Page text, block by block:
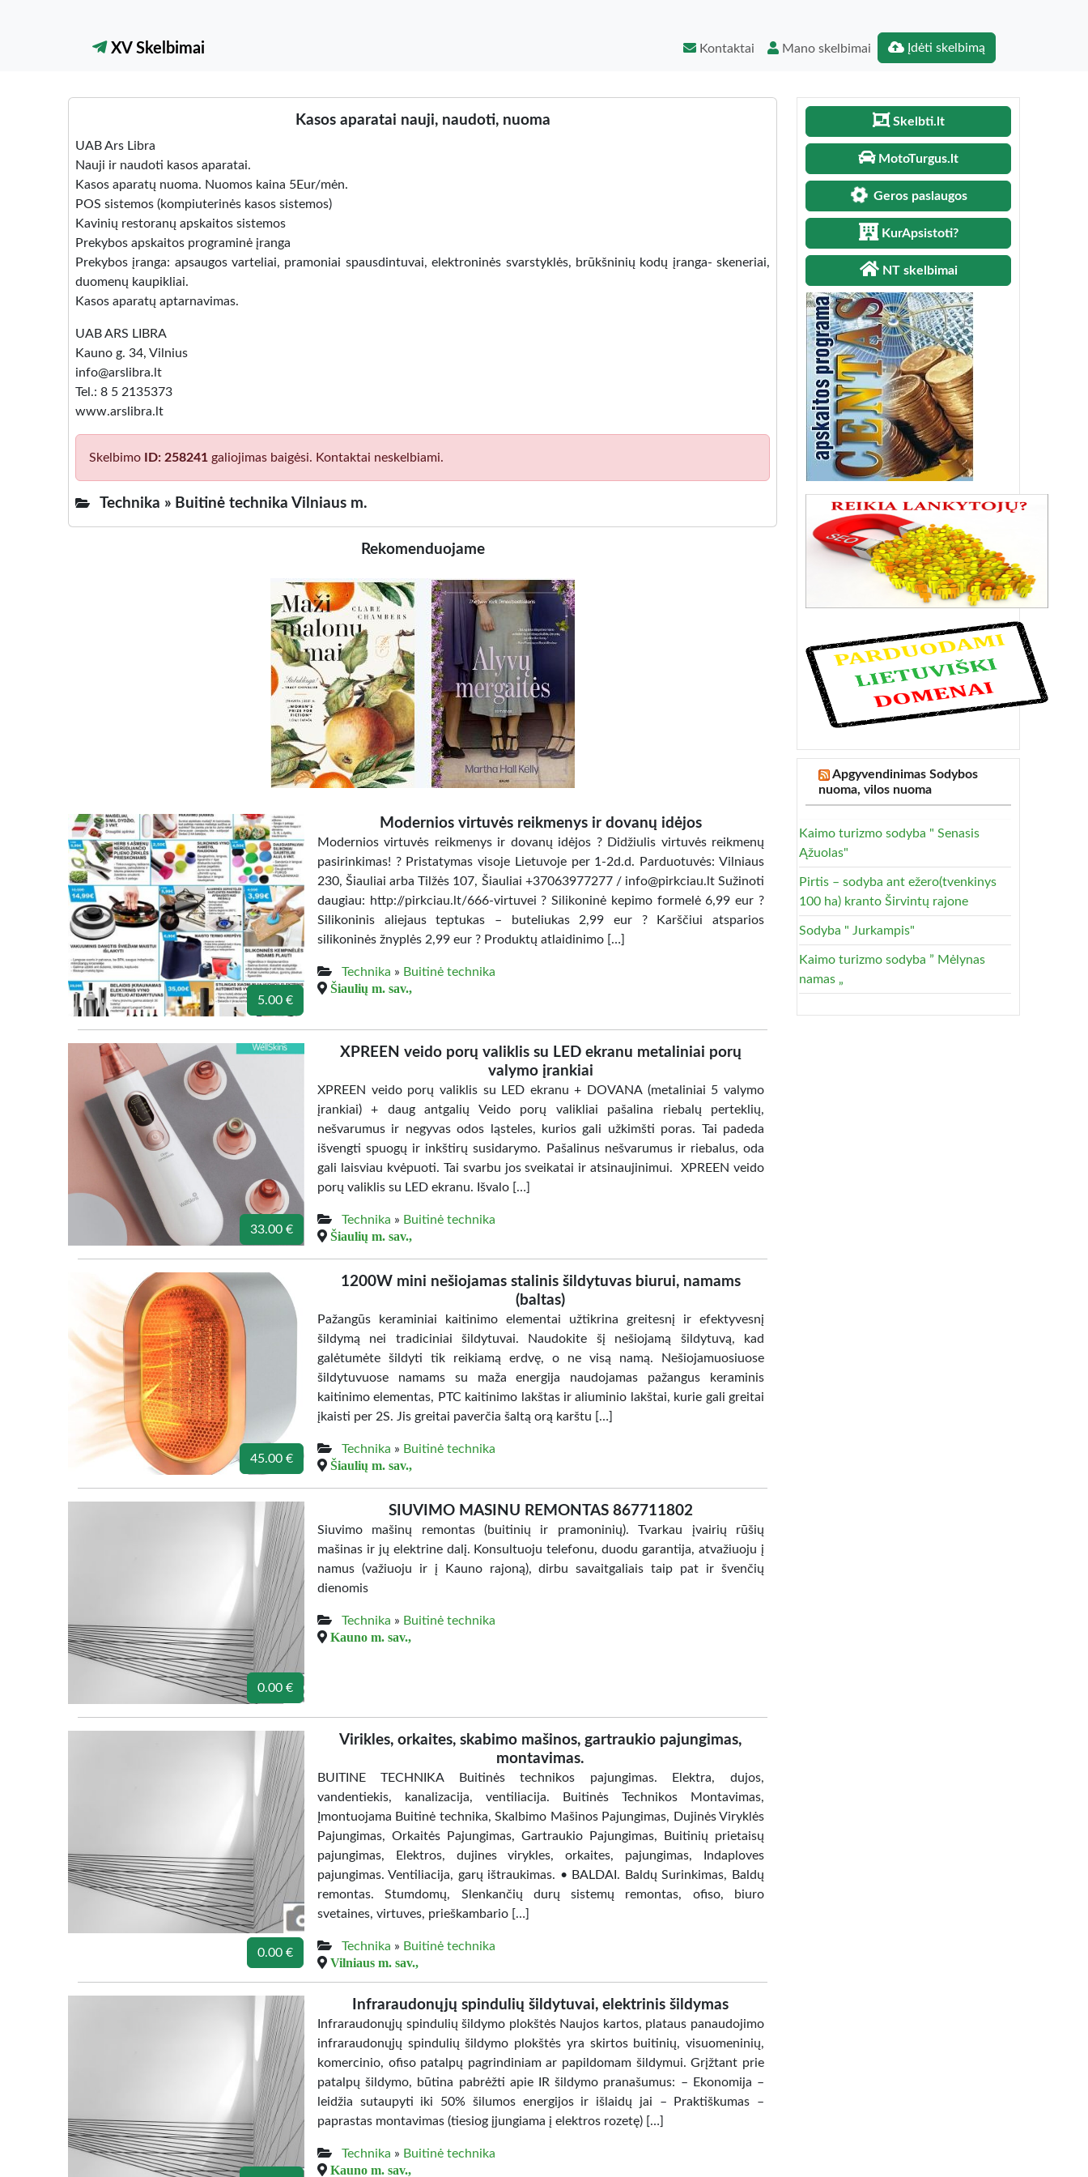
XV Skelbimai Kontaktai Mano skelbimai Įdėti skelbimą
Kasos aparatai nauji, naudoti, nuoma
UAB Ars Libra
Nauji ir naudoti kasos aparatai.
Kasos aparatų nuoma. Nuomos kaina 5Eur/mėn.
POS sistemos (kompiuterinės kasos sistemos)
Kavinių restoranų apskaitos sistemos
Prekybos apskaitos programinė įranga
Prekybos įranga: apsaugos varteliai, pramoniai spausdintuvai, elektroninės svarstyklės, brūkšninių kodų įranga- skeneriai,
duomenų kaupikliai.
Kasos aparatų aptarnavimas.
UAB ARS LIBRA
Kauno g. 34, Vilnius
info@arslibra.lt
Tel.: 8 5 2135373
www.arslibra.lt
Skelbimo ID: 258241 galiojimas baigėsi. Kontaktai neskelbiami.
Technika » Buitinė technika Vilniaus m.
Rekomenduojame
5.00 €
Modernios virtuvės reikmenys ir dovanų idėjos
Modernios virtuvės reikmenys ir dovanų idėjos ? Didžiulis virtuvės reikmenų
pasirinkimas! ? Pristatymas visoje Lietuvoje per 1-2d.d. Parduotuvės: Vilniaus
230, Šiauliai arba Tilžės 107, Šiauliai +37063977277 / info@pirkciau.lt Sužinoti
daugiau: http://pirkciau.lt/666-virtuvei ? Silikoninė kepimo formelė 6,99 eur ?
Silikoninis aliejaus teptukas – buteliukas 2,99 eur ? Karščiui atsparios
silikoninės žnyplės 2,99 eur ? Produktų atlaidinimo […]
Technika » Buitinė technika
Šiaulių m. sav.,
33.00 €
XPREEN veido porų valiklis su LED ekranu metaliniai porų
valymo įrankiai
XPREEN veido porų valiklis su LED ekranu + DOVANA (metaliniai 5 valymo
įrankiai) + daug antgalių Veido porų valikliai pašalina riebalų perteklių,
nešvarumus ir negyvas odos ląsteles, kurios gali užkimšti poras. Tai padeda
išvengti spuogų ir inkštirų susidarymo. Pašalinus nešvarumus ir riebalus, oda
gali laisviau kvėpuoti. Tai svarbu jos sveikatai ir atsinaujinimui. XPREEN veido
porų valiklis su LED ekranu. Išvalo […]
Technika » Buitinė technika
Šiaulių m. sav.,
45.00 €
1200W mini nešiojamas stalinis šildytuvas biurui, namams
(baltas)
Pažangūs keraminiai kaitinimo elementai užtikrina greitesnį ir efektyvesnį
šildymą nei tradiciniai šildytuvai. Naudokite šį nešiojamą šildytuvą, kad
galėtumėte šildyti tik reikiamą erdvę, o ne visą namą. Nešiojamuosiuose
šildytuvuose namams su maža energija naudojamas pažangus keraminis
kaitinimo elementas, PTC kaitinimo lakštas ir aliuminio lakštai, kurie gali greitai
įkaisti per 2S. Jis greitai paverčia šaltą orą karštu […]
Technika » Buitinė technika
Šiaulių m. sav.,
0.00 €
SIUVIMO MASINU REMONTAS 867711802
Siuvimo mašinų remontas (buitinių ir pramoninių). Tvarkau įvairių rūšių
mašinas ir jų elektrine dalį. Konsultuoju telefonu, duodu garantija, atvažiuoju į
namus (važiuoju ir į Kauno rajoną), dirbu savaitgaliais taip pat ir švenčių
dienomis
Technika » Buitinė technika
Kauno m. sav.,
0.00 €
Virikles, orkaites, skabimo mašinos, gartraukio pajungimas,
montavimas.
BUITINE TECHNIKA Buitinės technikos pajungimas. Elektra, dujos,
vandentiekis, kanalizacija, ventiliacija. Buitinės Technikos Montavimas,
Įmontuojama Buitinė technika, Skalbimo Mašinos Pajungimas, Dujinės Viryklės
Pajungimas, Orkaitės Pajungimas, Gartraukio Pajungimas, Buitinių prietaisų
pajungimas, Elektros, dujines virykles, orkaites, pajungimas, Indaploves
pajungimas. Ventiliacija, garų ištraukimas. • BALDAI. Baldų Surinkimas, Baldų
remontas. Stumdomų, Slenkančių durų sistemų remontas, ofiso, biuro
svetaines, virtuves, prieškambario […]
Technika » Buitinė technika
Vilniaus m. sav.,
Infraraudonųjų spindulių šildytuvai, elektrinis šildymas
Infraraudonųjų spindulių šildymo plokštės Naujos kartos, plataus panaudojimo
infraraudonųjų spindulių šildymo plokštės yra skirtos buitinių, visuomeninių,
komercinio, ofiso patalpų pagrindiniam ar papildomam šildymui. Grįžtant prie
patalpų šildymo, būtina pabrėžti apie IR šildymo pranašumus: – Ekonomija –
leidžia sutaupyti iki 50% šilumos energijos ir išlaidų jai – Praktiškumas –
paprastas montavimas (tiesiog įjungiama į elektros rozetę) […]
Technika » Buitinė technika
Kauno m. sav.,
Skelbti.lt
MotoTurgus.lt
Geros paslaugos
KurApsistoti?
NT skelbimai
Apgyvendinimas Sodybos
nuoma, vilos nuoma
Kaimo turizmo sodyba " Senasis
Ąžuolas"
Pirtis – sodyba ant ežero(tvenkinys
100 ha) kranto Širvintų rajone
Sodyba " Jurkampis"
Kaimo turizmo sodyba ” Mėlynas
namas „